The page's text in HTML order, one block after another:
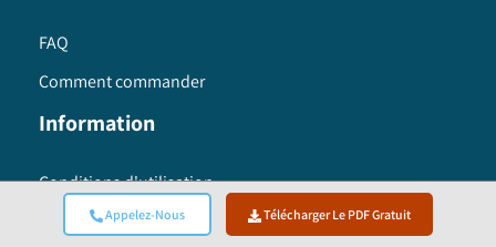
Appelez-Nous Télécharger Le PDF Gratuit
FAQ
Comment commander
Information
Conditions d'utilisation
politique de confidentialité